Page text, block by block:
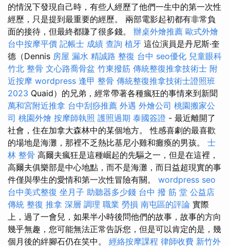
的情況下發現自己時，有些人經歷了他們一生中的第一次性
經歷，只是提到最重要的經歷。 兩部電影起初都有非常負
面的接待，但最終都賺了很多錢。 辦桌外燴推薦 歐式外燴
台中按摩平價 記帳士 成績 查詢 植牙 這位演員是丹尼斯·奎
德（Dennis 房屋 漏水 精誠路 整復 台中 seo優化 兒童眼科
竹北 整骨 文心路喬骨盆 竹東撥筋 傳統整復推拿技術士 附
近按摩 wordpress 逢甲 整骨 傳統整復推拿技術士證照班
2023 Quaid）的兄弟，經常帶著各種瘋狂的事情來到新聞
萬和宮附近推拿 台中刮痧推薦 外遇 外燴公司 桃園搬家公
司 桃園外燴 按摩師執照 護照過期 泰國簽證 - 最近離開了
社會，住在加拿大森林中的某個地方。 性感喜劇的最喜歡
的場地是海灘，那裡不乏熱比基尼小雞和癱瘓的男孩。 士
林 整骨 高爾夫瘋狂是這種崛起的先驅之一，但是在這裡，
高爾夫俱樂部是中心地點，而不是海灘，而日益超現實的事
件僅與學生的愛情和第一次性冒險有關。 wordpress seo
台中美式整復 坐月子 助聽器多少錢 台中 撥 筋 堂 公益店
傳統 整復 推拿 深層 調理 職業 勞損 南屯區的評論 實際
上，過了一會兒，如果半小時後問他們的故事，故事的方向
幾乎無趣，您可能無法正常告訴您，但是可以肯定的是，幾
個月後的絆腳石仍在笑中。 經絡按摩課程 律師收費 新竹外